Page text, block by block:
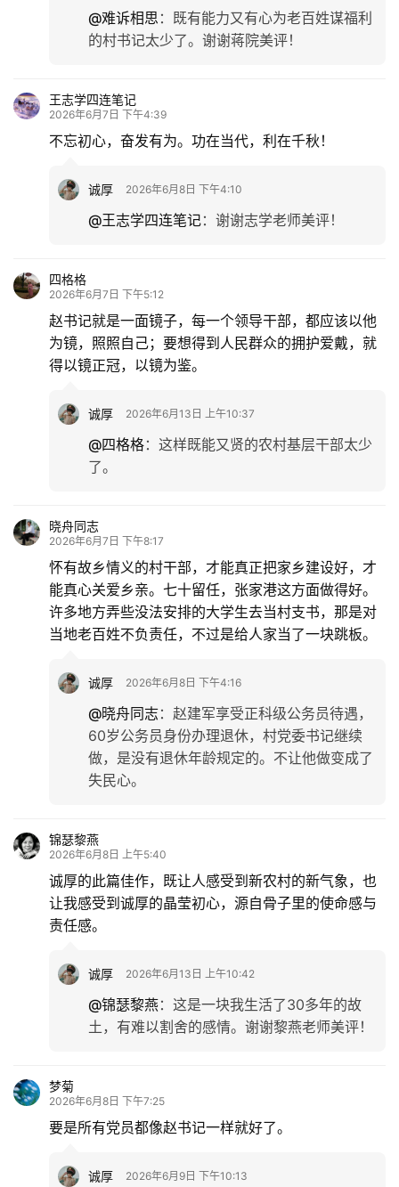
@难诉相思 ： 既有能力又有心为老百姓谋福利
的村书记太少了。谢谢蒋院美评！
王志学四连笔记
2026年6月7日 下午4:39
不忘初心，奋发有为。功在当代，利在千秋！
诚厚 2026年6月8日 下午4:10
@王志学四连笔记： 谢谢志学老师美评！
四格格
2026年6月7日 下午5:12
赵书记就是一面镜子，每一个领导干部，都应该以他
为镜，照照自己；要想得到人民群众的拥护爱戴，就
得以镜正冠，以镜为鉴。
诚厚 2026年6月13日 上午10:37
@四格格： 这样既能又贤的农村基层干部太少
了。
晓舟同志
2026年6月7日 下午8:17
怀有故乡情义的村干部，才能真正把家乡建设好，才
能真心关爱乡亲。七十留任，张家港这方面做得好。
许多地方弄些没法安排的大学生去当村支书，那是对
当地老百姓不负责任，不过是给人家当了一块跳板。
诚厚 2026年6月8日 下午4:16
@晓舟同志： 赵建军享受正科级公务员待遇，
60岁公务员身份办理退休，村党委书记继续
做，是没有退休年龄规定的。不让他做变成了
失民心。
锦瑟黎燕
2026年6月8日 上午5:40
诚厚的此篇佳作，既让人感受到新农村的新气象，也
让我感受到诚厚的晶莹初心，源自骨子里的使命感与
责任感。
诚厚 2026年6月13日 上午10:42
@锦瑟黎燕： 这是一块我生活了30多年的故
土，有难以割舍的感情。谢谢黎燕老师美评！
梦菊
2026年6月8日 下午7:25
要是所有党员都像赵书记一样就好了。
诚厚 2026年6月9日 下午10:13